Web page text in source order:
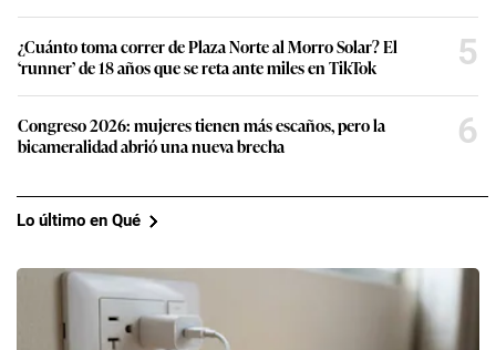
¿Cuánto toma correr de Plaza Norte al Morro Solar? El
‘runner’ de 18 años que se reta ante miles en TikTok
5
Congreso 2026: mujeres tienen más escaños, pero la
bicameralidad abrió una nueva brecha
6
Lo último en Qué